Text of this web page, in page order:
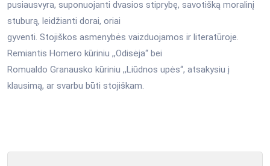
pusiausvyra, suponuojanti dvasios stiprybę, savotišką moralinį
stuburą, leidžianti dorai, oriai
gyventi. Stojiškos asmenybės vaizduojamos ir literatūroje.
Remiantis Homero kūriniu ,,Odisėja“ bei
Romualdo Granausko kūriniu ,,Liūdnos upės“, atsakysiu į
klausimą, ar svarbu būti stojiškam.